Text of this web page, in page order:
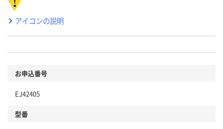
アイコンの説明
お申込番号
EJ42405
型番